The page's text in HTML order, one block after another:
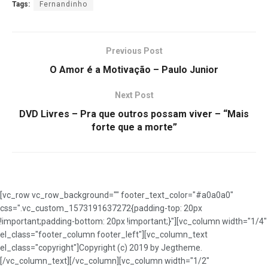
Tags: Fernandinho
Previous Post
O Amor é a Motivação – Paulo Junior
Next Post
DVD Livres – Pra que outros possam viver – “Mais
forte que a morte”
[vc_row vc_row_background="" footer_text_color="#a0a0a0"
css=".vc_custom_1573191637272{padding-top: 20px
!important;padding-bottom: 20px !important;}"][vc_column width="1/4"
el_class="footer_column footer_left"][vc_column_text
el_class="copyright"]Copyright (c) 2019 by Jegtheme.
[/vc_column_text][/vc_column][vc_column width="1/2"